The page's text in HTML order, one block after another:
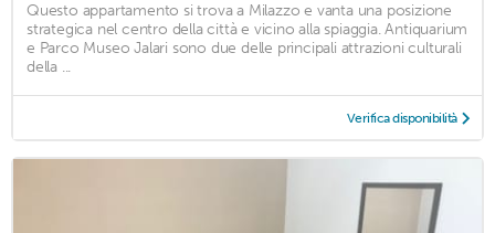
Questo appartamento si trova a Milazzo e vanta una posizione
strategica nel centro della città e vicino alla spiaggia. Antiquarium
e Parco Museo Jalari sono due delle principali attrazioni culturali
della ...
Verifica disponibilità